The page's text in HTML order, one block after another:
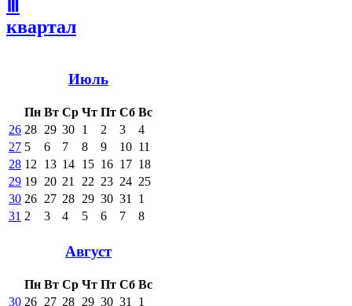
квартал
Июль
Пн Вт Ср Чт Пт Сб Вс
26 28 29 30 1 2 3
4
27 5 6 7 8 9 10 11
28 12 13 14 15 16 17 18
29 19 20 21 22 23 24 25
30 26 27 28 29 30 31
1
31 2 3 4 5 6 7 8
Август
Пн Вт Ср Чт Пт Сб Вс
30 26 27 28 29 30 31
1